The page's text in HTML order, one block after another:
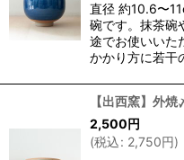
直径 約10.6〜
碗です。抹茶碗
途でお使いいた
かかり方に若干
【出西窯】外
2,500円
(税込: 2,750円)